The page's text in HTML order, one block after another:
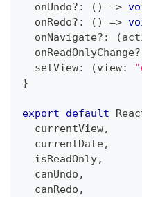
  onUndo
? : ( ) =>
  onRedo
? : ( ) =>
  onNavigate
? : (
  onReadOnlyChange
?
  setView
: (view:
}
export default
  currentView
,
  currentDate
,
  isReadOnly
,
  canUndo
,
  canRedo
,